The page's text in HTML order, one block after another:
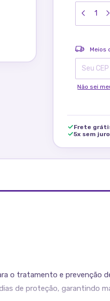
Entregas
Meios
Não sei
Frete
5x sem
o tratamento e prevenção
de proteção, garantindo